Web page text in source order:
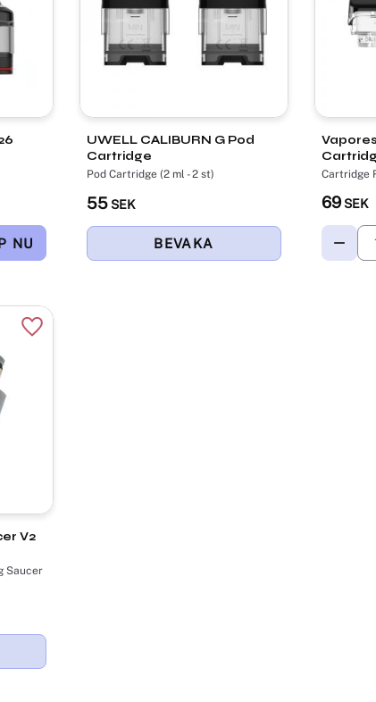
UWELL CALIBURN G Pod
Cartridge
Pod Cartridge (2 ml - 2 st)
55 SEK
Cartridge
69SEK
V2
Saucer
Lägg till i favoriter